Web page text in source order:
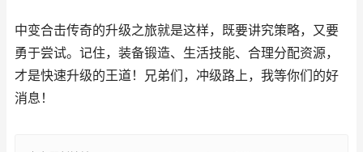
中变合击传奇的升级之旅就是这样，既要讲究策略，又要
勇于尝试。记住，装备锻造、生活技能、合理分配资源，
才是快速升级的王道！兄弟们，冲级路上，我等你们的好
消息！